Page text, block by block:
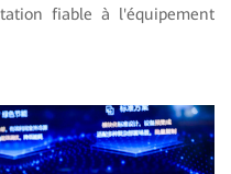
fiable à l'équipement